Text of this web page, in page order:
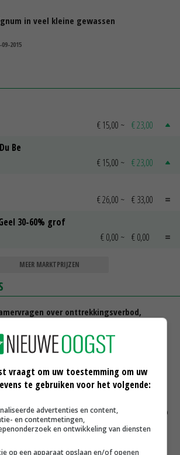
in veel kleine gewassen
09-2015
€ 15,00 ~ € 23,00
Be
€ 15,00 ~ € 23,00
€ 26,00 ~ € 33,00
30-60% grof
€ 0,00 ~ € 0,00
MEER MARKTPRIJZEN
over onttrekkingsverbod,
16:27
15:30
en El Niño stuwen voedselprijzen op
15:04
vraagt om uw toestemming om uw
te gebruiken voor het volgende:
advertenties en content,
en contentmetingen,
en ontwikkeling van diensten
op een apparaat opslaan en/of openen